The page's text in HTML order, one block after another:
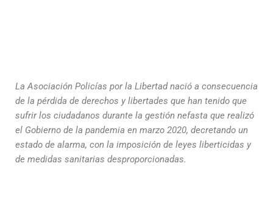
La Asociación Policías por la Libertad nació a consecuencia
de la pérdida de derechos y libertades que han tenido que
sufrir los ciudadanos durante la gestión nefasta que realizó
el Gobierno de la pandemia en marzo 2020, decretando un
estado de alarma, con la imposición de leyes liberticidas y
de medidas sanitarias desproporcionadas.